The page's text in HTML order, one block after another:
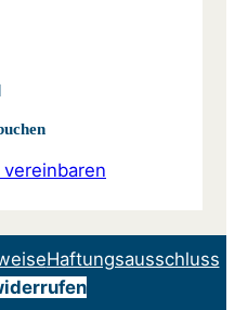
Haftungsausschluss